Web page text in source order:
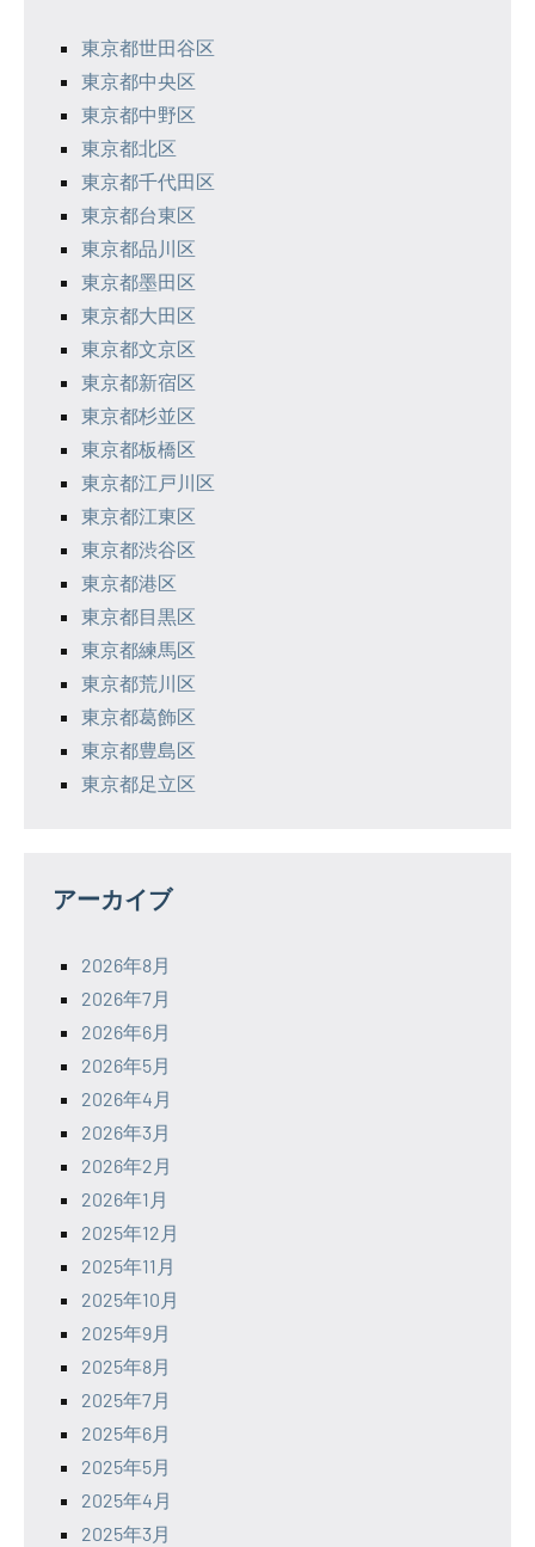
東京都世田谷区
東京都中央区
東京都中野区
東京都北区
東京都千代田区
東京都台東区
東京都品川区
東京都墨田区
東京都大田区
東京都文京区
東京都新宿区
東京都杉並区
東京都板橋区
東京都江戸川区
東京都江東区
東京都渋谷区
東京都港区
東京都目黒区
東京都練馬区
東京都荒川区
東京都葛飾区
東京都豊島区
東京都足立区
アーカイブ
2026年8月
2026年7月
2026年6月
2026年5月
2026年4月
2026年3月
2026年2月
2026年1月
2025年12月
2025年11月
2025年10月
2025年9月
2025年8月
2025年7月
2025年6月
2025年5月
2025年4月
2025年3月